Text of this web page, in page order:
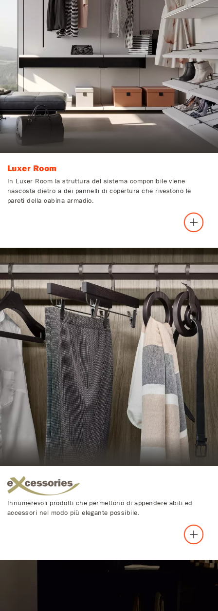
Luxer Room
In Luxer Room la struttura del sistema componibile viene
nascosta dietro a dei pannelli di copertura che rivestono le
pareti della cabina armadio.
Innumerevoli prodotti che permettono di appendere abiti ed
accessori nel modo più elegante possibile.